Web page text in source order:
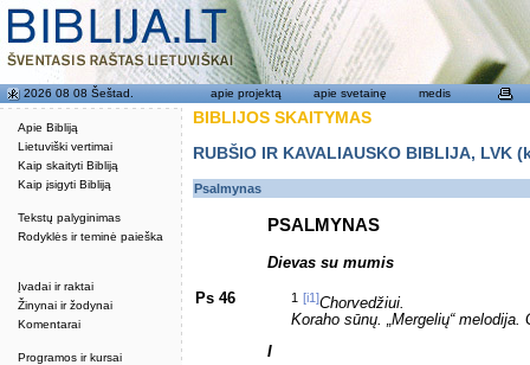
Apie Bibliją
Lietuviški vertimai
Kaip skaityti Bibliją
Kaip įsigyti Bibliją
Tekstų palyginimas
Rodyklės ir teminė paieška
Įvadai ir raktai
Žinynai ir žodynai
Komentarai
Programos ir kursai
2026 08 08 Šeštad. apie projektą apie svetainę medis
BIBLIJOS SKAITYMAS
RUBŠIO IR KAVALIAUSKO BIBLIJA,
Psalmynas
PSALMYNAS
Dievas su mumis
Ps 46 1 [i1]Chorvedžiui.
Koraho sūnų. „Mergelių“ melodija.
I